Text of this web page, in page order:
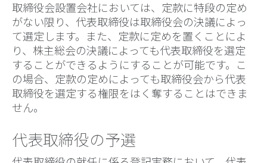
取締役会設置会社においては、定款に特段の定め
がない限り、代表取締役は取締役会の決議によっ
て選定します。また、定款に定めを置くことによ
り、株主総会の決議によっても代表取締役を選定
することができるようにすることが可能です。こ
の場合、定款の定めによっても取締役会から代表
取締役を選定する権限をはく奪することはできま
せん。
代表取締役の予選